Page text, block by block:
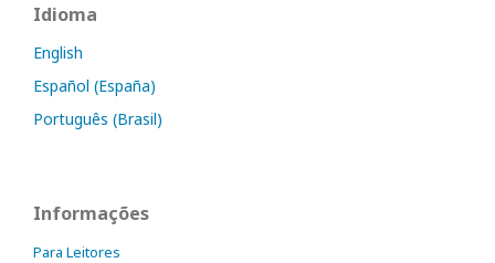
Idioma
English
Español (España)
Português (Brasil)
Informações
Para Leitores